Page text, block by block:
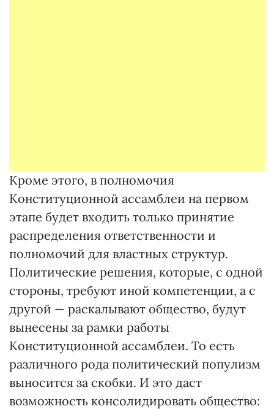
Кроме этого, в полномочия
Конституционной ассамблеи на первом
этапе будет входить только принятие
распределения ответственности и
полномочий для властных структур.
Политические решения, которые, с одной
стороны, требуют иной компетенции, а с
другой — раскалывают общество, будут
вынесены за рамки работы
Конституционной ассамблеи. То есть
различного рода политический популизм
выносится за скобки. И это даст
возможность консолидировать общество: